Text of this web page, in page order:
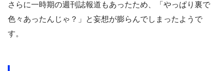
さらに一時期の週刊誌報道もあったため、「やっぱり裏で
色々あったんじゃ？」と妄想が膨らんでしまったようで
す。